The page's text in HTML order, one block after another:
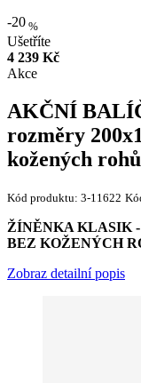
-20 %
Ušetříte
4 239 Kč
Akce
AKČNÍ
rozměry
kožených rohů
Kód produktu: 3-11622
ŽÍNĚNKA KLASIK -
BEZ KOŽENÝCH
Zobraz detailní popis